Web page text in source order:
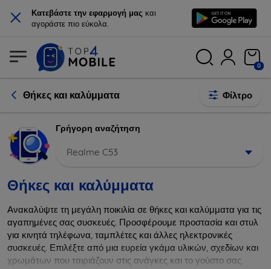
× Κατεβάστε την εφαρμογή μας και
αγοράστε πιο εύκολα.
0
Θήκες και καλύμματα Φίλτρο
Γρήγορη αναζήτηση
Realme C53
Θήκες και καλύμματα
Ανακαλύψτε τη μεγάλη ποικιλία σε θήκες και καλύμματα για τις
αγαπημένες σας συσκευές. Προσφέρουμε προστασία και στυλ
για κινητά τηλέφωνα, ταμπλέτες και άλλες ηλεκτρονικές
συσκευές. Επιλέξτε από μια ευρεία γκάμα υλικών, σχεδίων και
χρωμάτων που ταιριάζουν στις ανάγκες και το γούστο σας.